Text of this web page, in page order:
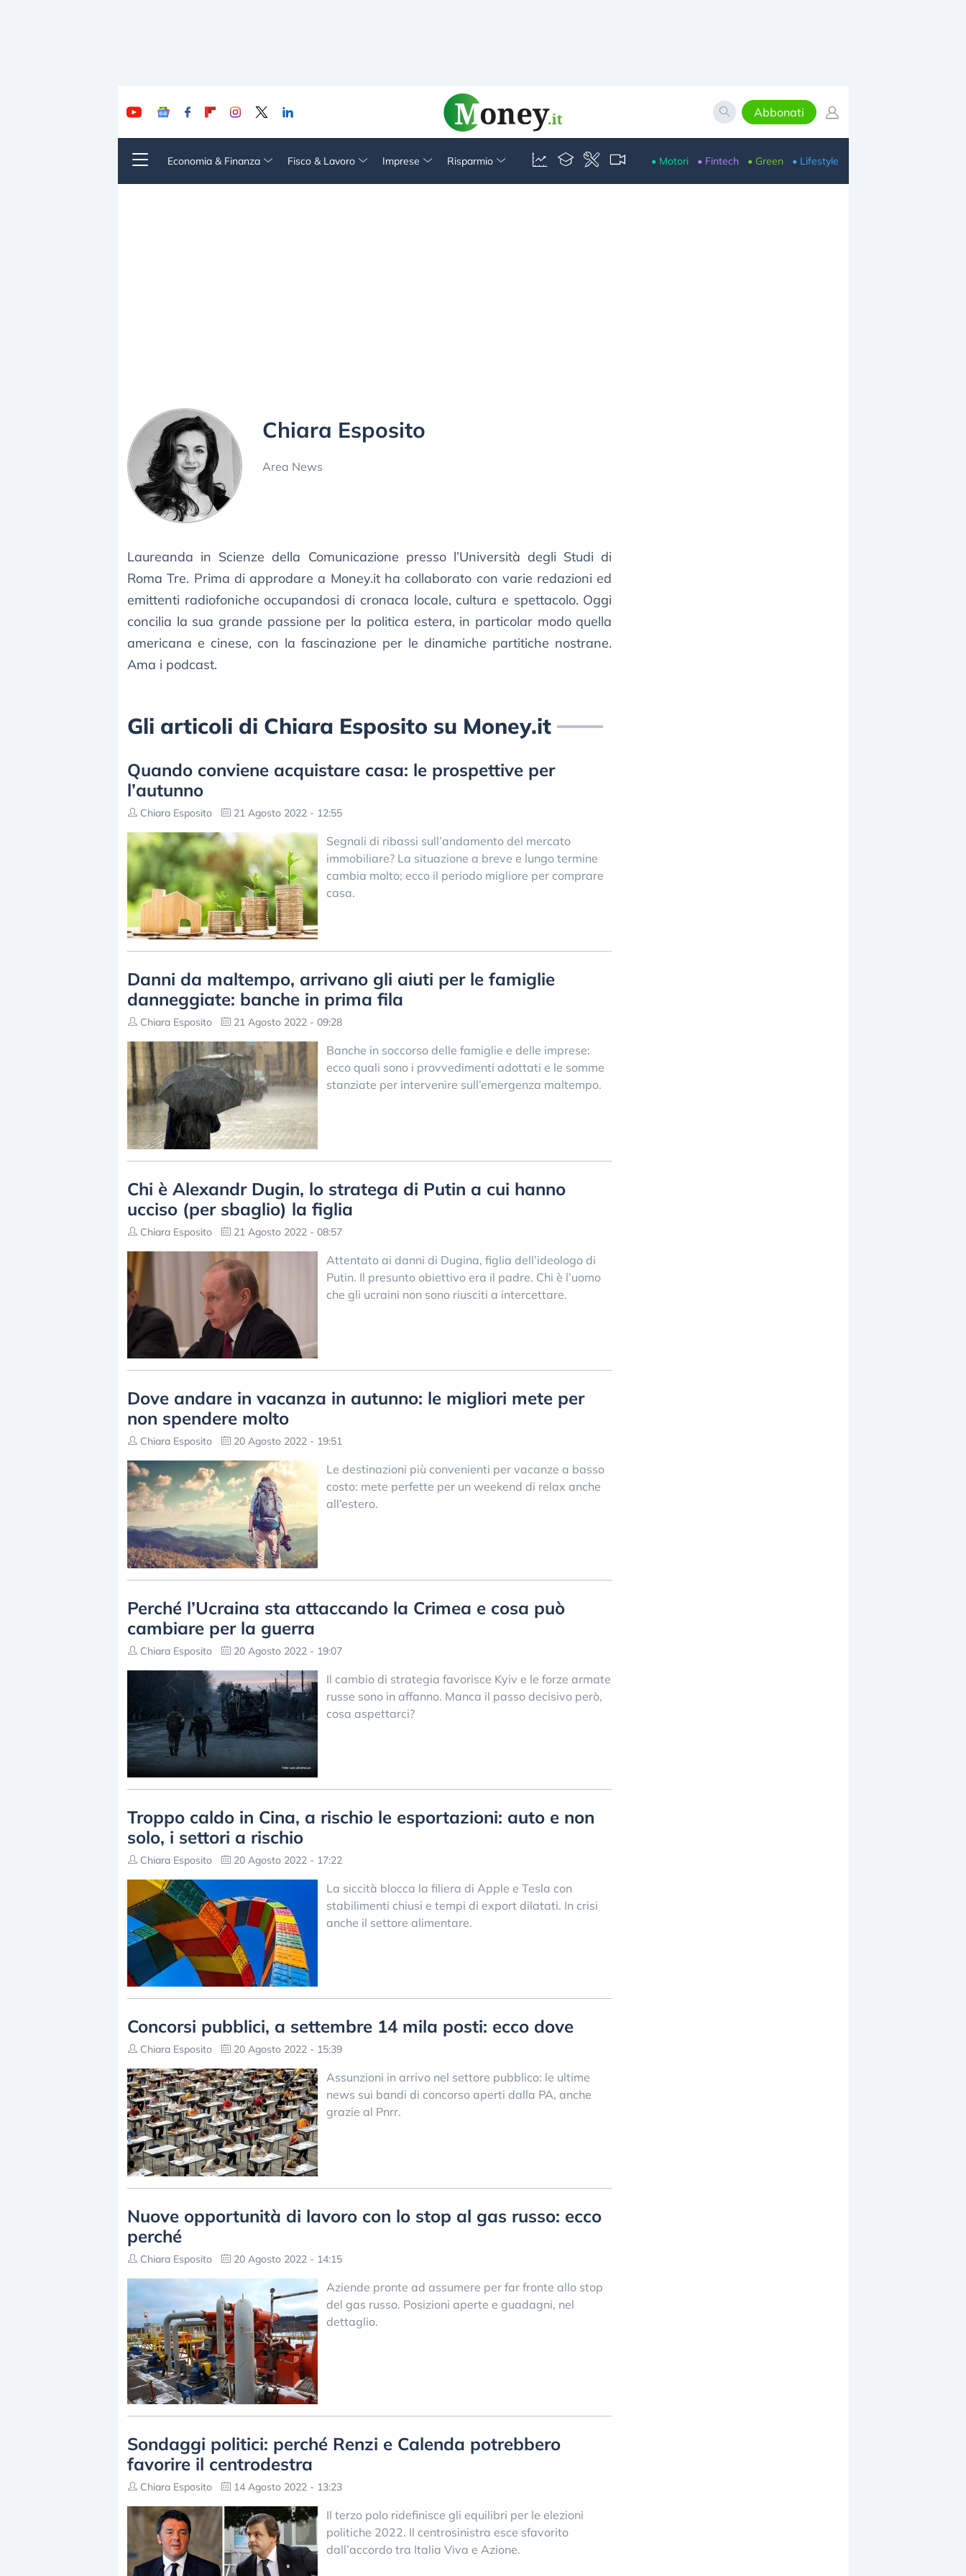
Abbonati
Economia & Finanza Fisco & Lavoro Imprese Risparmio • Motori • Fintech • Green • Lifestyle
Chiara Esposito
Area News
Laureanda in Scienze della Comunicazione presso l’Università degli Studi di
Roma Tre. Prima di approdare a Money.it ha collaborato con varie redazioni ed
emittenti radiofoniche occupandosi di cronaca locale, cultura e spettacolo. Oggi
concilia la sua grande passione per la politica estera, in particolar modo quella
americana e cinese, con la fascinazione per le dinamiche partitiche nostrane.
Ama i podcast.
Gli articoli di Chiara Esposito su Money.it
Quando conviene acquistare casa: le prospettive per
l’autunno
Chiara Esposito 21 Agosto 2022 - 12:55
Segnali di ribassi sull’andamento del mercato
immobiliare? La situazione a breve e lungo termine
cambia molto; ecco il periodo migliore per comprare
casa.
Danni da maltempo, arrivano gli aiuti per le famiglie
danneggiate: banche in prima fila
Chiara Esposito 21 Agosto 2022 - 09:28
Banche in soccorso delle famiglie e delle imprese:
ecco quali sono i provvedimenti adottati e le somme
stanziate per intervenire sull’emergenza maltempo.
Chi è Alexandr Dugin, lo stratega di Putin a cui hanno
ucciso (per sbaglio) la figlia
Chiara Esposito 21 Agosto 2022 - 08:57
Attentato ai danni di Dugina, figlia dell’ideologo di
Putin. Il presunto obiettivo era il padre. Chi è l’uomo
che gli ucraini non sono riusciti a intercettare.
Dove andare in vacanza in autunno: le migliori mete per
non spendere molto
Chiara Esposito 20 Agosto 2022 - 19:51
Le destinazioni più convenienti per vacanze a basso
costo: mete perfette per un weekend di relax anche
all’estero.
Perché l’Ucraina sta attaccando la Crimea e cosa può
cambiare per la guerra
Chiara Esposito 20 Agosto 2022 - 19:07
Il cambio di strategia favorisce Kyiv e le forze armate
russe sono in affanno. Manca il passo decisivo però,
cosa aspettarci?
Troppo caldo in Cina, a rischio le esportazioni: auto e non
solo, i settori a rischio
Chiara Esposito 20 Agosto 2022 - 17:22
La siccità blocca la filiera di Apple e Tesla con
stabilimenti chiusi e tempi di export dilatati. In crisi
anche il settore alimentare.
Concorsi pubblici, a settembre 14 mila posti: ecco dove
Chiara Esposito 20 Agosto 2022 - 15:39
Assunzioni in arrivo nel settore pubblico: le ultime
news sui bandi di concorso aperti dalla PA, anche
grazie al Pnrr.
Nuove opportunità di lavoro con lo stop al gas russo: ecco
perché
Chiara Esposito 20 Agosto 2022 - 14:15
Aziende pronte ad assumere per far fronte allo stop
del gas russo. Posizioni aperte e guadagni, nel
dettaglio.
Sondaggi politici: perché Renzi e Calenda potrebbero
favorire il centrodestra
Chiara Esposito 14 Agosto 2022 - 13:23
Il terzo polo ridefinisce gli equilibri per le elezioni
politiche 2022. Il centrosinistra esce sfavorito
dall’accordo tra Italia Viva e Azione.